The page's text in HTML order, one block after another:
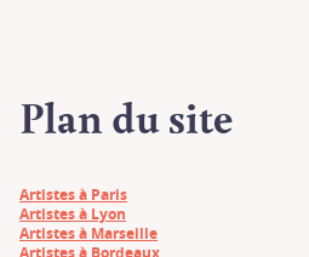
Plan du site
Artistes à Paris
Artistes à Lyon
Artistes à Marseille